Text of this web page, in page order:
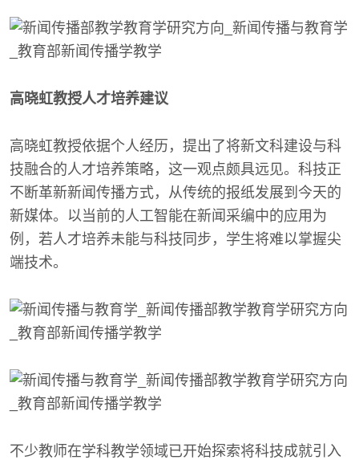
高晓虹教授人才培养建议
高晓虹教授依据个人经历，提出了将新文科建设与科
技融合的人才培养策略，这一观点颇具远见。科技正
不断革新新闻传播方式，从传统的报纸发展到今天的
新媒体。以当前的人工智能在新闻采编中的应用为
例，若人才培养未能与科技同步，学生将难以掌握尖
端技术。
不少教师在学科教学领域已开始探索将科技成就引入